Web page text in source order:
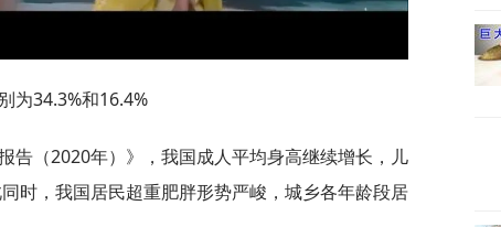
为34.3%和16.4%
告（2020年）》，我国成人平均身高继续增长，儿
时，我国居民超重肥胖形势严峻，城乡各年龄段居